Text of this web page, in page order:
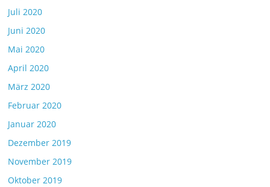
Juli 2020
Juni 2020
Mai 2020
April 2020
März 2020
Februar 2020
Januar 2020
Dezember 2019
November 2019
Oktober 2019